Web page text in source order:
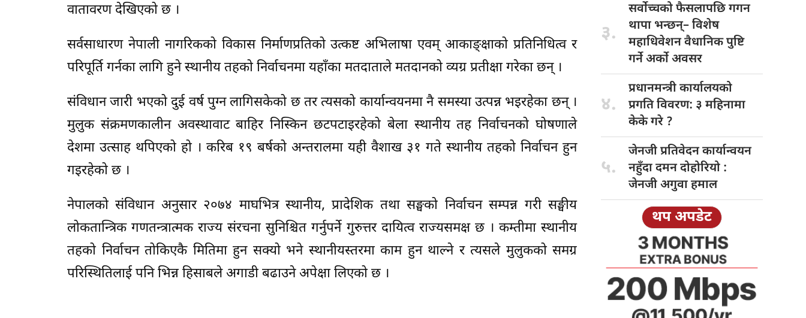
वातावरण देखिएको छ ।
सर्वसाधारण नेपाली नागरिकको विकास निर्माणप्रतिको उत्कष्ट अभिलाषा एवम् आकाङ्क्षाको प्रतिनिधित्व र
परिपूर्ति गर्नका लागि हुने स्थानीय तहको निर्वाचनमा यहाँका मतदाताले मतदानको व्यग्र प्रतीक्षा गरेका छन् ।
संविधान जारी भएको दुई वर्ष पुग्न लागिसकेको छ तर त्यसको कार्यान्वयनमा नै समस्या उत्पन्न भइरहेका छन् ।
मुलुक संक्रमणकालीन अवस्थावाट बाहिर निस्किन छटपटाइरहेको बेला स्थानीय तह निर्वाचनको घोषणाले
देशमा उत्साह थपिएको हो । करिब १९ बर्षको अन्तरालमा यही वैशाख ३१ गते स्थानीय तहको निर्वाचन हुन
गइरहेको छ ।
नेपालको संविधान अनुसार २०७४ माघभित्र स्थानीय, प्रादेशिक तथा सङ्घको निर्वाचन सम्पन्न गरी सङ्घीय
लोकतान्त्रिक गणतन्त्रात्मक राज्य संरचना सुनिश्चित गर्नुपर्ने गुरुत्तर दायित्व राज्यसमक्ष छ । कम्तीमा स्थानीय
तहको निर्वाचन तोकिएकै मितिमा हुन सक्यो भने स्थानीयस्तरमा काम हुन थाल्ने र त्यसले मुलुकको समग्र
परिस्थितिलाई पनि भिन्न हिसाबले अगाडी बढाउने अपेक्षा लिएको छ ।
३.
सर्वोच्चको फैसलापछिगगन
थापा भन्छन्– विशेष
महाधिवेशन वैधानिक पुष्टि
गर्ने अर्को अवसर
४.
प्रधानमन्त्री कार्यालयको
प्रगति विवरण: ३ महिनामा
केके गरे ?
५.
जेनजी प्रतिवेदनकार्यान्वयन
नहुँदा दमन दोहोरियो :
जेनजी अगुवा हमाल
थप अपडेट